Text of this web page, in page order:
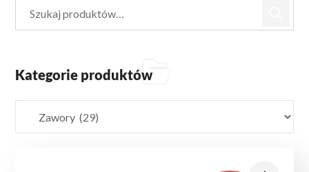
Kategorie produktów